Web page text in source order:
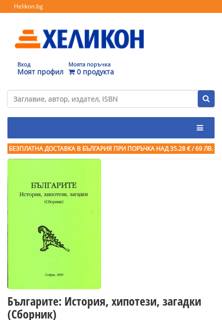
Helikon.bg
Вход
Моят профил
Моята поръчка
0 продукта
БЕЗПЛАТНА ДОСТАВКА В БЪЛГАРИЯ ПРИ ПОРЪЧКА НАД 35.28 € / 69 ЛВ.
Българите: История, хипотези, загадки
(Сборник)